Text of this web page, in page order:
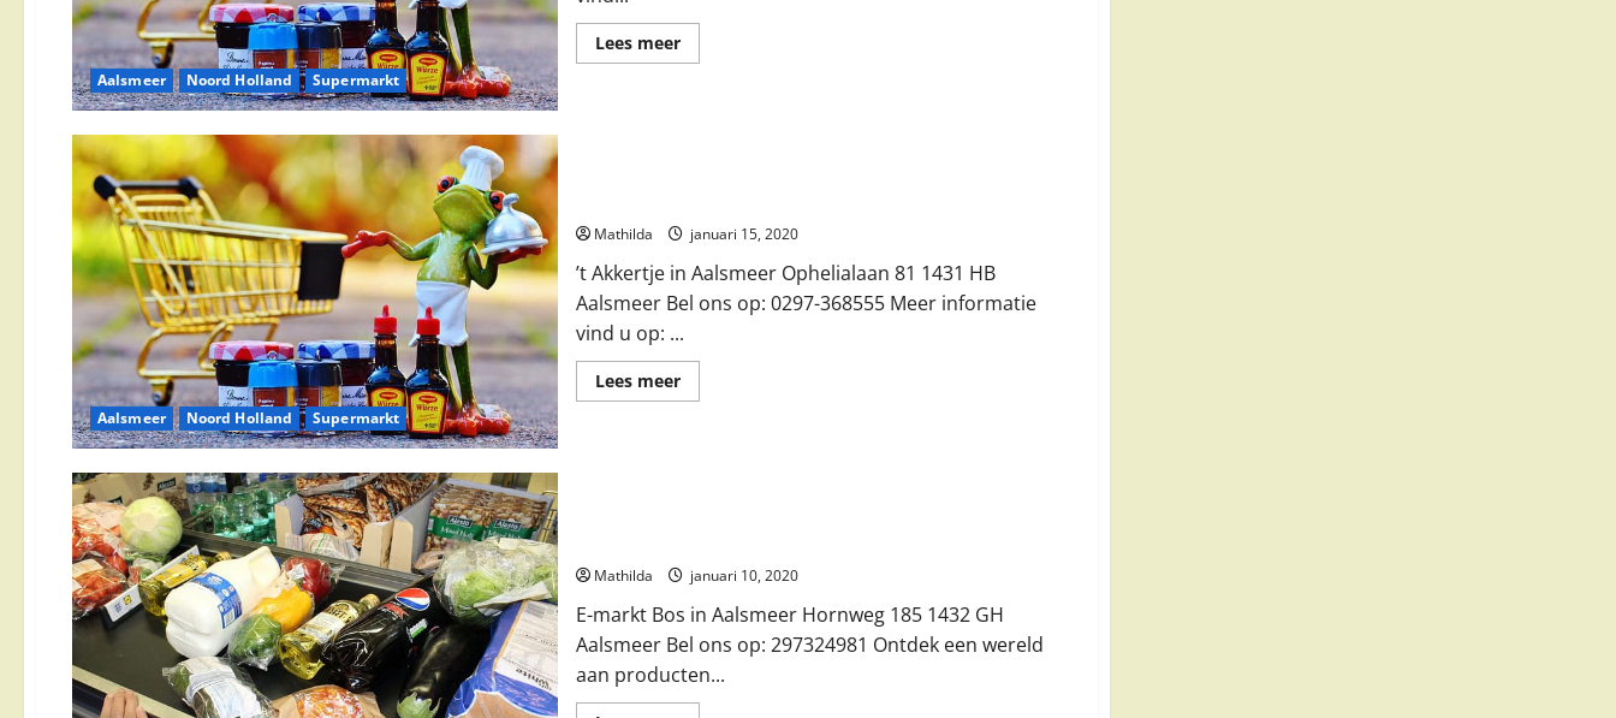
Aalsmeer Noord Holland Supermarkt
Lees meerLees
meer
Aalsmeer Noord Holland Supermarkt
Mathilda januari 15, 2020
’t Akkertje in Aalsmeer Ophelialaan 81 1431 HB
Aalsmeer Bel ons op: 0297-368555 Meer informatie
vind u op: ...
Lees meerLees
meer
Mathilda januari 10, 2020
E-markt Bos in Aalsmeer Hornweg 185 1432 GH
Aalsmeer Bel ons op: 297324981 Ontdek een wereld
aan producten...